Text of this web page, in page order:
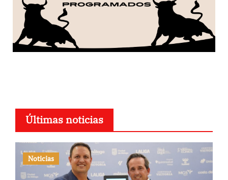
Últimas noticias
Noticias